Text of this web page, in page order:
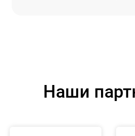
Наши